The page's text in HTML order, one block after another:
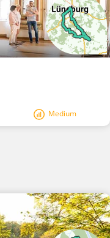
Medium